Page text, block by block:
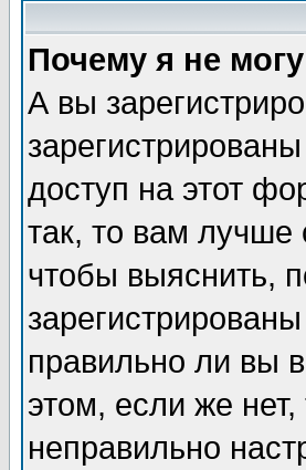
Почему я не
А вы
доступ на этот
так, то вам лучше
чтобы выяснить,
правильно ли вы
этом, если же
неправильно